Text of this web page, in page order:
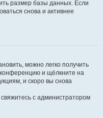
размер базы данных. Если
снова и активнее
можно легко получить
и щёлкните на
и скоро вы снова
с администратором